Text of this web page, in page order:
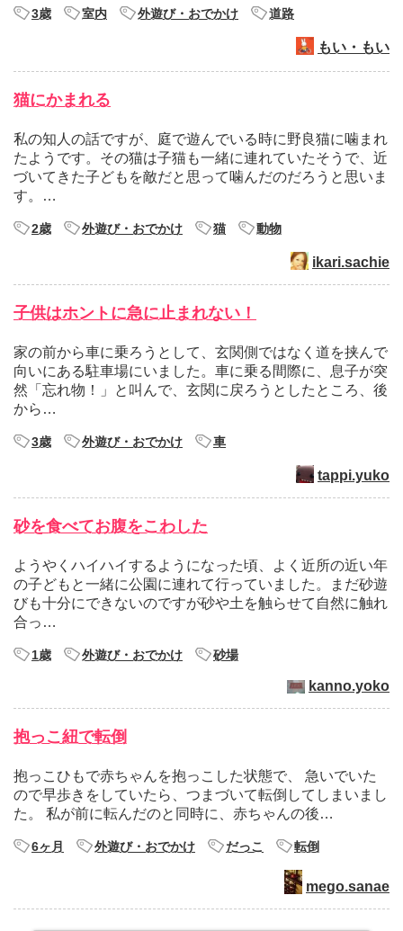
3歳 室内 外遊び・おでかけ 道路
もい・もい
猫にかまれる
私の知人の話ですが、庭で遊んでいる時に野良猫に噛まれ
たようです。その猫は子猫も一緒に連れていたそうで、近
づいてきた子どもを敵だと思って噛んだのだろうと思いま
す。…
2歳 外遊び・おでかけ 猫 動物
ikari.sachie
子供はホントに急に止まれない！
家の前から車に乗ろうとして、玄関側ではなく道を挟んで
向いにある駐車場にいました。車に乗る間際に、息子が突
然「忘れ物！」と叫んで、玄関に戻ろうとしたところ、後
から…
3歳 外遊び・おでかけ 車
tappi.yuko
砂を食べてお腹をこわした
ようやくハイハイするようになった頃、よく近所の近い年
の子どもと一緒に公園に連れて行っていました。まだ砂遊
びも十分にできないのですが砂や土を触らせて自然に触れ
合っ…
1歳 外遊び・おでかけ 砂場
kanno.yoko
抱っこ紐で転倒
抱っこひもで赤ちゃんを抱っこした状態で、 急いでいた
ので早歩きをしていたら、つまづいて転倒してしまいまし
た。 私が前に転んだのと同時に、赤ちゃんの後…
6ヶ月 外遊び・おでかけ だっこ 転倒
mego.sanae